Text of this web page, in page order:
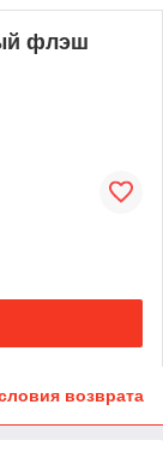
флэш
возврата